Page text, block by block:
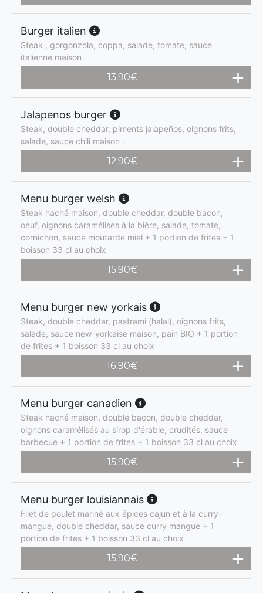
Burger italien
Steak , gorgonzola, coppa, salade, tomate, sauce
italienne maison
13.90€
Jalapenos burger
Steak, double cheddar, piments jalapeños, oignons frits,
salade, sauce chili maison .
12.90€
Menu burger welsh
Steak haché maison, double cheddar, double bacon,
oeuf, oignons caramélisés à la bière, salade, tomate,
cornichon, sauce moutarde miel + 1 portion de frites + 1
boisson 33 cl au choix
15.90€
Menu burger new yorkais
Steak, double cheddar, pastrami (halal), oignons frits,
salade, sauce new-yorkaise maison, pain BIO + 1 portion
de frites + 1 boisson 33 cl au choix
16.90€
Menu burger canadien
Steak haché maison, double bacon, double cheddar,
oignons caramélisés au sirop d'érable, crudités, sauce
barbecue + 1 portion de frites + 1 boisson 33 cl au choix
15.90€
Menu burger louisiannais
Filet de poulet mariné aux épices cajun et à la curry-
mangue, double cheddar, sauce curry mangue + 1
portion de frites + 1 boisson 33 cl au choix
15.90€